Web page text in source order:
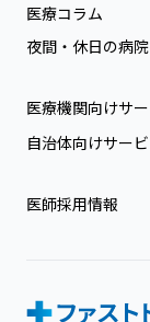
医療コラム
夜間・休日の病
医療機関向けサ
自治体向けサー
医師採用情報